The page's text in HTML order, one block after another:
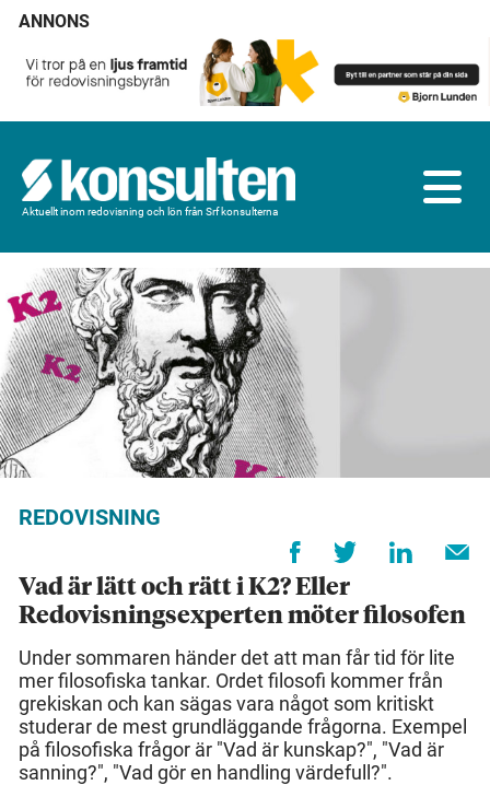
ANNONS
Aktuellt inom redovisning och lön från Srf konsulterna
REDOVISNING
Vad är lätt och rätt i K2? Eller
Redovisningsexperten möter filosofen
Under sommaren händer det att man får tid för lite
mer filosofiska tankar. Ordet filosofi kommer från
grekiskan och kan sägas vara något som kritiskt
studerar de mest grundläggande frågorna. Exempel
på filosofiska frågor är "Vad är kunskap?", "Vad är
sanning?", "Vad gör en handling värdefull?".